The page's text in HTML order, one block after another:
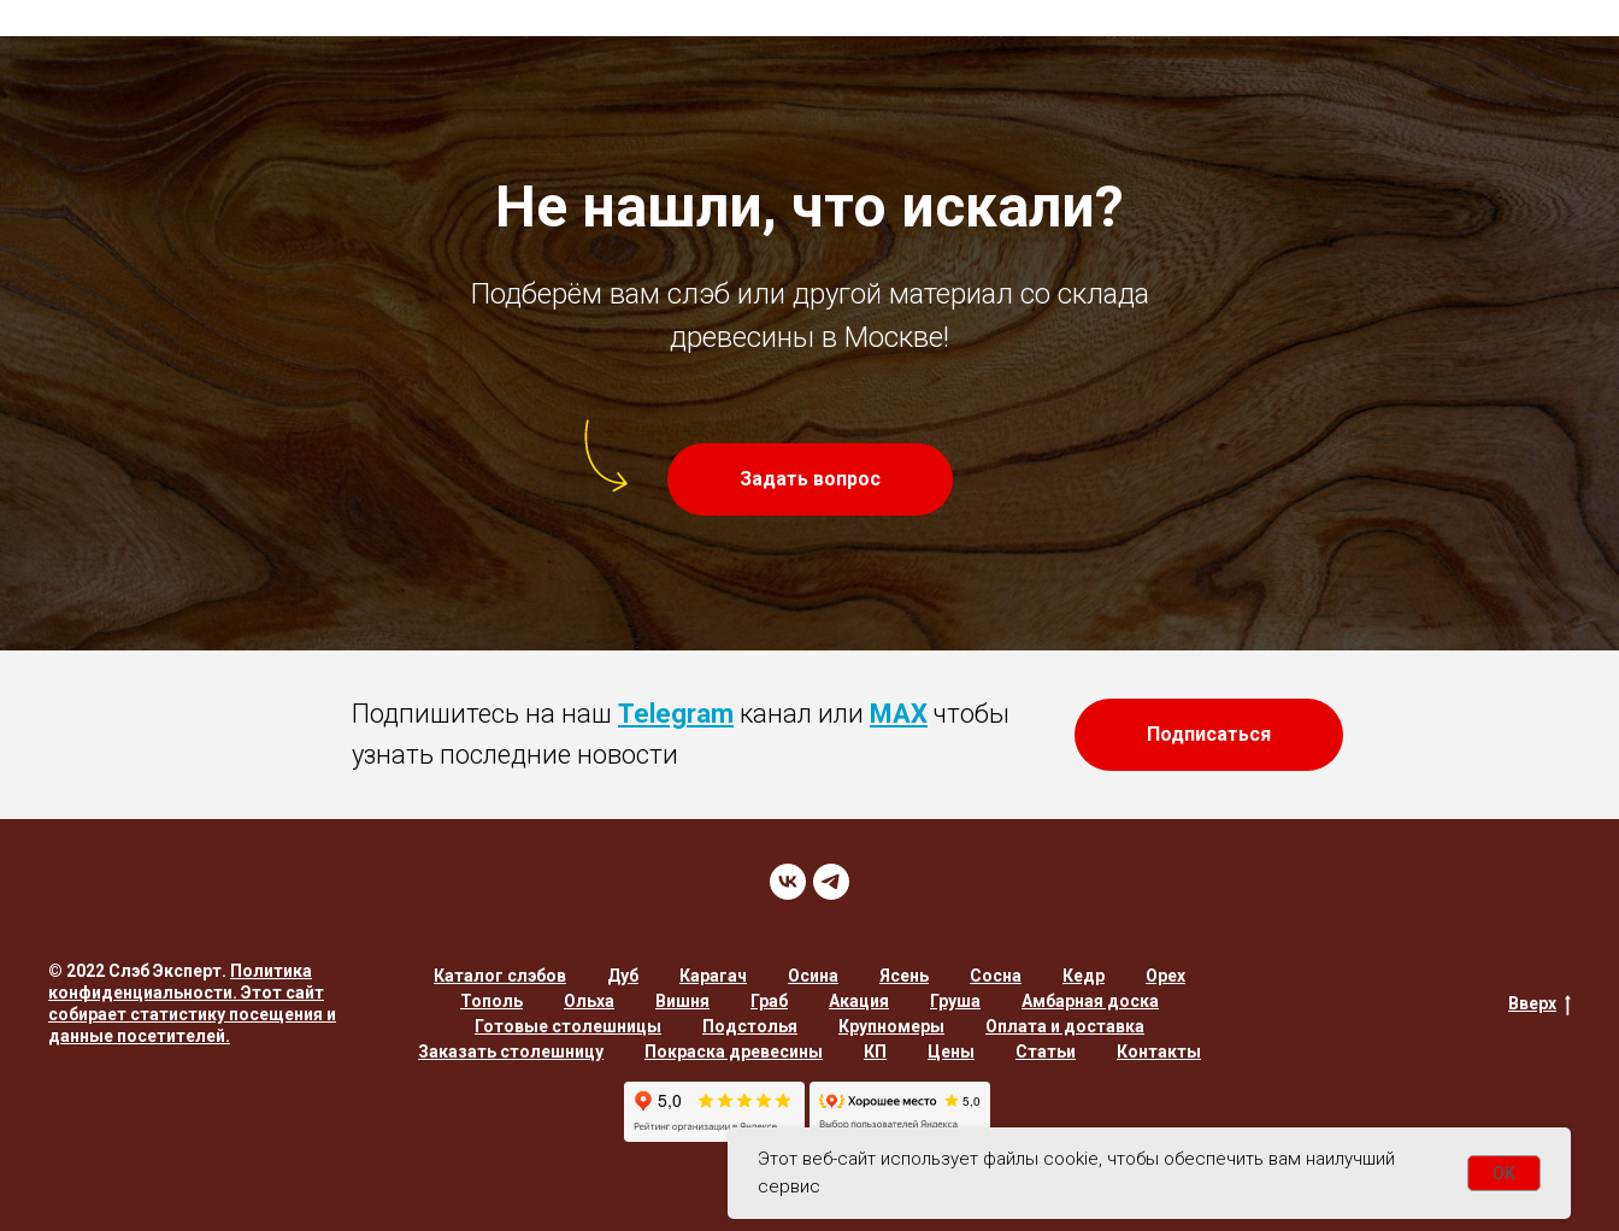
Не нашли, что искали?
Подберём вам слэб или другой материал со склада
древесины в Москве!
Задать вопрос
Подпишитесь на наш Telegram канал или MAX чтобы
узнать последние новости
Подписаться
© 2022 Слэб Эксперт. Политика
конфиденциальности. Этот сайт
собирает статистику посещения и
данные посетителей.
Каталог слэбов Дуб Карагач Осина Ясень Сосна Кедр
Орех
Тополь
Ольха Вишня Граб Акация Груша
Амбарная доска
Готовые столешницы
Подстолья Крупномеры
Оплата и доставка
Заказать столешницу
Покраска древесины КП Цены Статьи Контакты
Вверх
Этот веб-сайт использует файлы cookie, чтобы обеспечить вам наилучший
сервис
OK